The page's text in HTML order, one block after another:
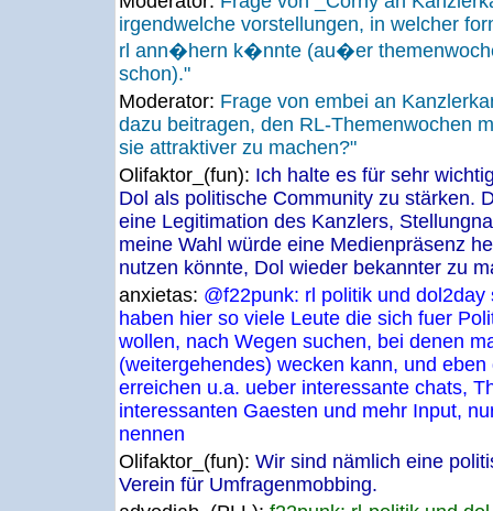
irgendwelche vorstellungen, in welcher
rl ann�hern k�nnte (au�er
schon)."
Moderator: Frage von embei an
dazu beitragen, den RL-Themenwochen
sie attraktiver zu machen?"
Olifaktor_(fun): Ich halte es für sehr
Dol als politische Community zu stärken.
eine Legitimation des Kanzlers,
meine Wahl würde eine Medienpräsenz
nutzen könnte, Dol wieder bekannter zu
anxietas: @f22punk: rl politik und
haben hier so viele Leute die sich fuer
wollen, nach Wegen suchen, bei denen
(weitergehendes) wecken kann, und
erreichen u.a. ueber interessante chats,
interessanten Gaesten und mehr Input,
nennen
Olifaktor_(fun): Wir sind nämlich eine
Verein für Umfragenmobbing.